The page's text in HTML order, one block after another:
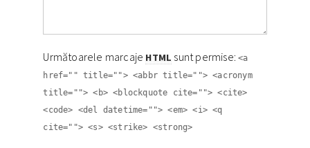
Următoarele marcaje HTML sunt permise:<a
href="" title=""> <abbr title=""> <acronym
title=""> <b> <blockquote cite=""> <cite>
<code> <del datetime=""> <em> <i> <q
cite=""> <s> <strike> <strong>